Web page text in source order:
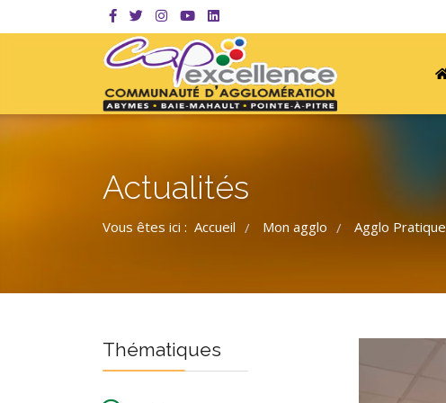
Actualités
Vous êtes ici : Accueil / Mon agglo / Agglo Pratique
Thématiques